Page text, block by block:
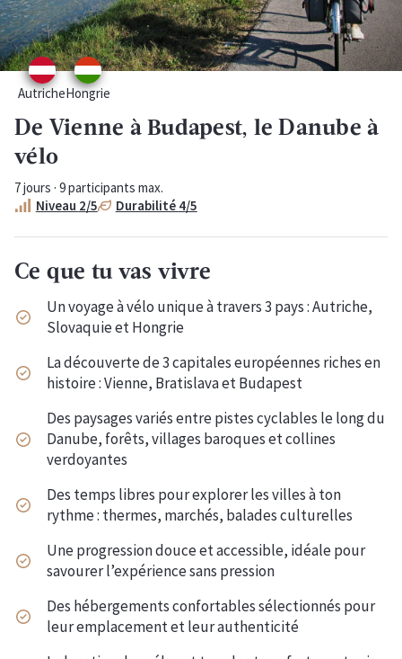
AutricheHongrie
De Vienne à Budapest, le Danube à
vélo
7jours · 9participants max.
Niveau 2/5 Durabilité 4/5
Ce que tu vas vivre
Un voyage à vélo unique à travers 3 pays : Autriche,
Slovaquie et Hongrie
La découverte de 3 capitales européennes riches en
histoire : Vienne, Bratislava et Budapest
Des paysages variés entre pistes cyclables le long du
Danube, forêts, villages baroques et collines
verdoyantes
Des temps libres pour explorer les villes à ton
rythme : thermes, marchés, balades culturelles
Une progression douce et accessible, idéale pour
savourer l’expérience sans pression
Des hébergements confortables sélectionnés pour
leur emplacement et leur authenticité